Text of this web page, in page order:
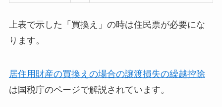
上表で示した「買換え」の時は住民票が必要にな
ります。
居住用財産の買換えの場合の譲渡損失の繰越控除
は国税庁のページで解説されています。